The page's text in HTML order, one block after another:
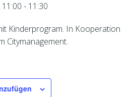
- 11:30
Kinderprogram. In Kooperation
Citymanagement.